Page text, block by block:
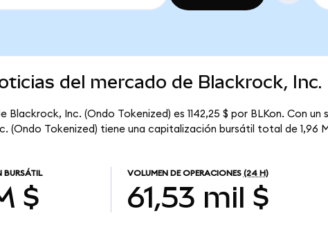
del mercado de Blackrock, Inc.
Blackrock, Inc. (Ondo Tokenized) es 1142,25 $ por BLKon. Con un
(Ondo Tokenized) tiene una capitalización bursátil total de 1,96
$
VOLUMEN DE OPERACIONES (24 H)
61,53 mil $